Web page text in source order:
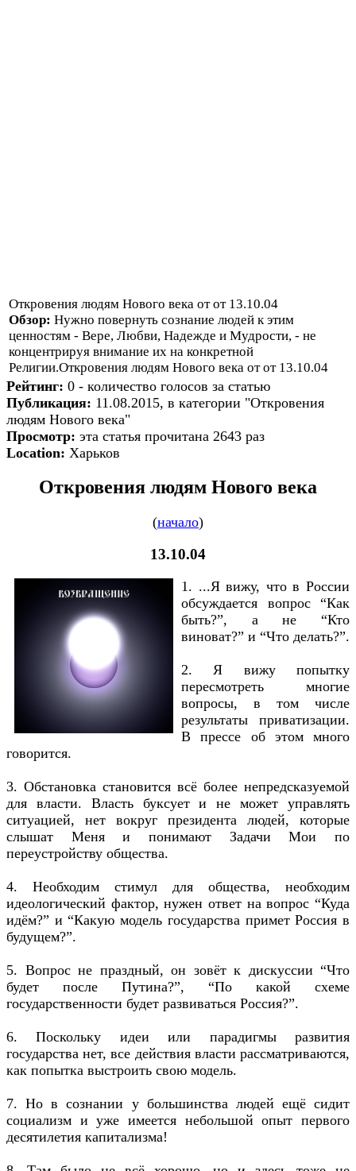
Откровения людям Нового века от от 13.10.04
Обзор: Нужно повернуть сознание людей к этим
ценностям - Вере, Любви, Надежде и Мудрости, - не
концентрируя внимание их на конкретной
Религии.Откровения людям Нового века от от 13.10.04
Рейтинг: 0 - количество голосов за статью
Публикация: 11.08.2015, в категории "Откровения
людям Нового века"
Просмотр: эта статья прочитана 2643 раз
Location: Харьков
Откровения людям Нового века
(начало)
13.10.04
1. ...Я вижу, что в России
обсуждается вопрос “Как
быть?”, а не “Кто
виноват?” и “Что делать?”.
2. Я вижу попытку
пересмотреть многие
вопросы, в том числе
результаты приватизации.
В прессе об этом много
говорится.
3. Обстановка становится всё более непредсказуемой
для власти. Власть буксует и не может управлять
ситуацией, нет вокруг президента людей, которые
слышат Меня и понимают Задачи Мои по
переустройству общества.
4. Необходим стимул для общества, необходим
идеологический фактор, нужен ответ на вопрос “Куда
идём?” и “Какую модель государства примет Россия в
будущем?”.
5. Вопрос не праздный, он зовёт к дискуссии “Что
будет после Путина?”, “По какой схеме
государственности будет развиваться Россия?”.
6. Поскольку идеи или парадигмы развития
государства нет, все действия власти рассматриваются,
как попытка выстроить свою модель.
7. Но в сознании у большинства людей ещё сидит
социализм и уже имеется небольшой опыт первого
десятилетия капитализма!